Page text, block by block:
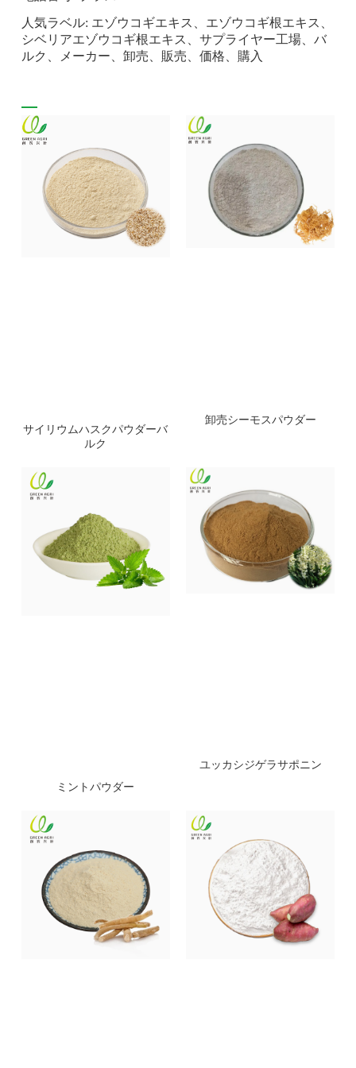
人気ラベル: エゾウコギエキス、エゾウコギ根エキス、
シベリアエゾウコギ根エキス、サプライヤー工場、バ
ルク、メーカー、卸売、販売、価格、購入
サイリウムハスクパウダーバ
ルク
卸売シーモスパウダー
ミントパウダー
ユッカシジゲラサポニン